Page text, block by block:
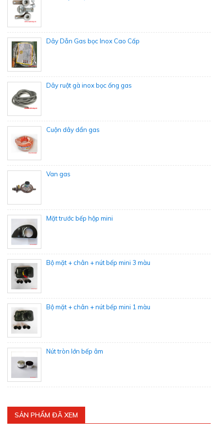
Dây Dẫn Gas bọc Inox Cao Cấp
Dây ruột gà inox bọc ống gas
Cuộn dây dẩn gas
Van gas
Mặt trước bếp hộp mini
Bộ mặt + chân + nút bếp mini 3 màu
Bộ mặt + chân + nút bếp mini 1 màu
Nút tròn lớn bếp âm
SẢN PHẨM ĐÃ XEM